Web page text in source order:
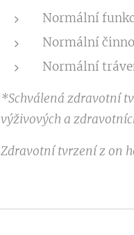
Normální
Normální
Normální
*Schválená zdravotní
výživových a
Zdravotní tvrzení z on